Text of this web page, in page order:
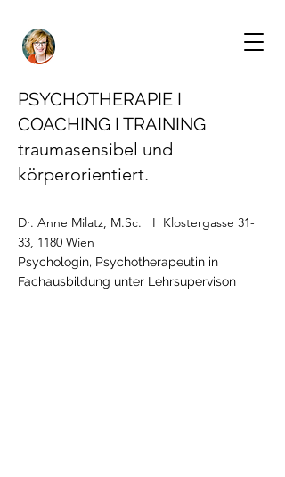
PSYCHOTHERAPIE I
COACHING I TRAINING
traumasensibel und
körperorientiert.
Dr. Anne Milatz, M.Sc. I Klostergasse 31-
33, 1180 Wien
Psychologin, Psychotherapeutin in
Fachausbildung unter Lehrsupervison